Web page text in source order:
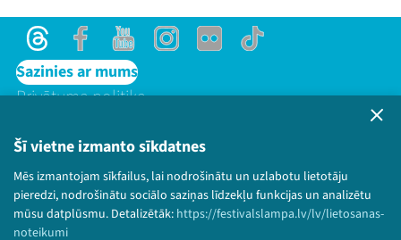
Šī vietne izmanto sīkdatnes
Mēs izmantojam sīkfailus, lai nodrošinātu un uzlabotu lietotāju
pieredzi, nodrošinātu sociālo saziņas līdzekļu funkcijas un analizētu
mūsu datplūsmu. Detalizētāk: https://festivalslampa.lv/lv/lietosanas-
noteikumi
ThreadsFacebookYoutubeInstagram
Flick TikTok
Sazinies ar mums
Privātuma politika
Bērnu aizsardzības politika
© 2026 Sarunu festivāls LAMPA Visas tiesības
paturētas.